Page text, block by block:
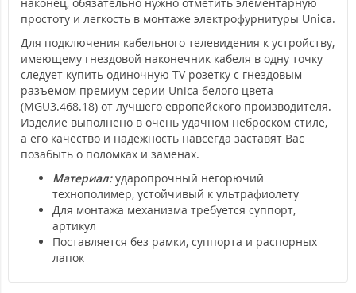
простоту и легкость в монтаже электрофурнитуры Unica.
Для подключения кабельного телевидения к устройству,
имеющему гнездовой наконечник кабеля в одну точку
следует купить одиночную TV розетку с гнездовым
разъемом премиум серии Unica белого цвета
(MGU3.468.18) от лучшего европейского производителя.
Изделие выполнено в очень удачном неброском стиле,
а его качество и надежность навсегда заставят Вас
позабыть о поломках и заменах.
Материал:ударопрочный негорючий
технополимер, устойчивый к ультрафиолету
Для монтажа механизма требуется суппорт,
артикул
Поставляется без рамки, суппорта и распорных
лапок